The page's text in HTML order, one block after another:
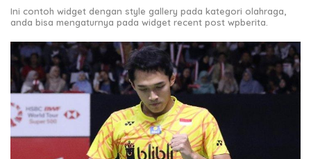
Ini contoh widget dengan style gallery pada kategori olahraga,
anda bisa mengaturnya pada widget recent post wpberita.